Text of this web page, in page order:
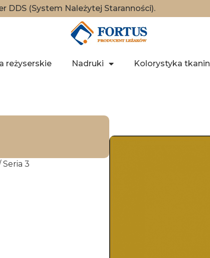
DDS (System Należytej Staranności).
reżyserskie Nadruki Kolorystyka tkanin
Seria 3